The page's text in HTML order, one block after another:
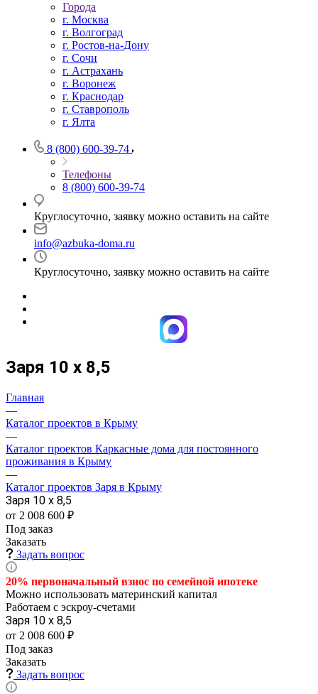
Города
г. Москва
г. Волгоград
г. Ростов-на-Дону
г. Сочи
г. Астрахань
г. Воронеж
г. Краснодар
г. Ставрополь
г. Ялта
8 (800) 600-39-74
Телефоны
8 (800) 600-39-74
Круглосуточно, заявку можно оставить на сайте
info@azbuka-doma.ru
Круглосуточно, заявку можно оставить на сайте
Заря 10 х 8,5
Главная
—
Каталог проектов в Крыму
—
Каталог проектов Каркасные дома для постоянного
проживания в Крыму
—
Каталог проектов Заря в Крыму
Заря 10 х 8,5
от 2 008 600 ₽
Под заказ
Заказать
Задать вопрос
20% первоначальный взнос по семейной ипотеке
Можно использовать материнский капитал
Работаем с эскроу-счетами
Заря 10 х 8,5
от 2 008 600 ₽
Под заказ
Заказать
Задать вопрос